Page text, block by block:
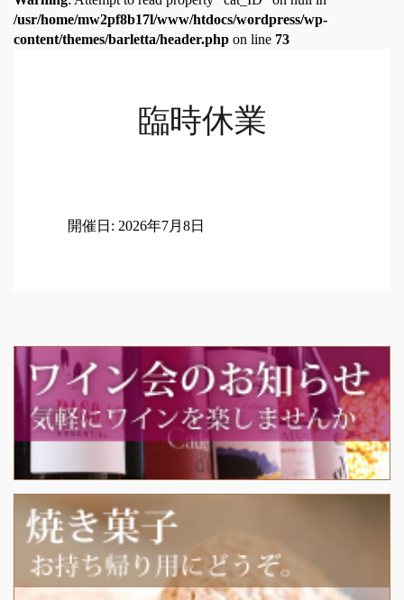
/usr/home/mw2pf8b17l/www/htdocs/wordpress/wp-
content/themes/barletta/header.php on line 73
臨時休業
開催日: 2026年7月8日
navigation